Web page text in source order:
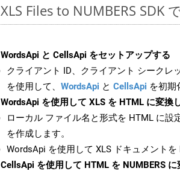
XLS Files to NUMBERS SDK
WordsApi と CellsApi をセットアップする
クライアント ID、クライアント シークレ
を使用して、 WordsApi と CellsApi を初期
WordsApi を使用して XLS を HTML に変換
ローカル ファイル名と形式を HTML に設
を作成します。
WordsApi を使用して XLS ドキュメントを
CellsApi を使用して HTML を NUMBERS